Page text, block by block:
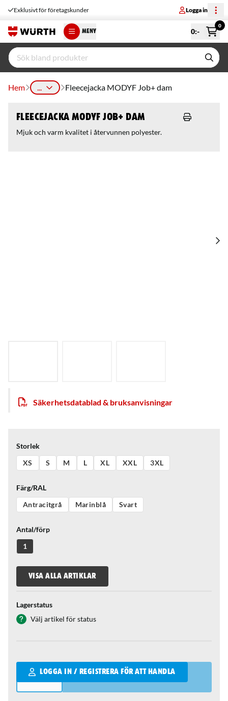
Exklusivt för företagskunder Logga in
MENY 0:-
0
Hem ... Fleecejacka MODYF Job+ dam
Fleecejacka MODYF Job+ dam
Säkerhetsdatablad & bruksanvisningar
Storlek
XS
S M L XL XXL 3XL
Färg/RAL
Antracitgrå
Marinblå Svart
Antal/förp
1
VISA ALLA ARTIKLAR
Lagerstatus
Välj artikel för status
LOGGA IN / REGISTRERA FÖR ATT HANDLA
Qantity